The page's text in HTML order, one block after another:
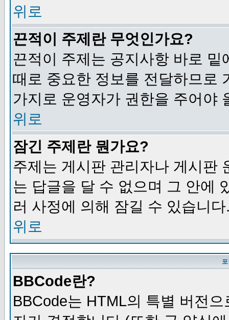
위로
끈적이 주제란 무엇인가요?
끈적이 주제는 공지사항 바로
때로 중요한 정보를 전달하므로
가지로 운영자가 권한을 주어야
위로
잠긴 주제란 뭔가요?
주제는 게시판 관리자나 게시판
는 답글을 달 수 없으며 그 안에
러 사정에 의해 잠길 수 있습니다
위로
BBCode란?
BBCode는 HTML의 특별 버전